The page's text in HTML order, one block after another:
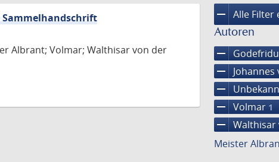
remove Alle Filter
Autoren
remove
remove Johannes
remove
remove Volmar 1
remove Walthisar
Meister
Sammelhandschrift
Albrant; Volmar; Walthisar von der